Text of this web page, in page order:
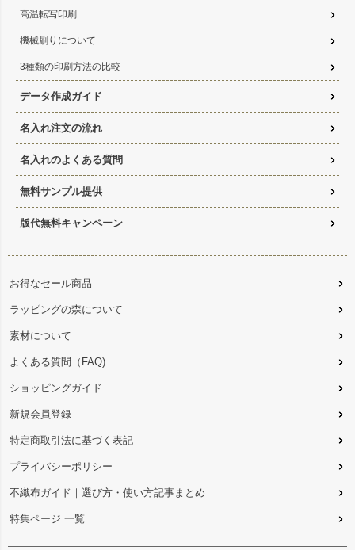
高温転写印刷
機械刷りについて
3種類の印刷方法の比較
データ作成ガイド
名入れ注文の流れ
名入れのよくある質問
無料サンプル提供
版代無料キャンペーン
お得なセール商品
ラッピングの森について
素材について
よくある質問（FAQ)
ショッピングガイド
新規会員登録
特定商取引法に基づく表記
プライバシーポリシー
不織布ガイド｜選び方・使い方記事まとめ
特集ページ 一覧